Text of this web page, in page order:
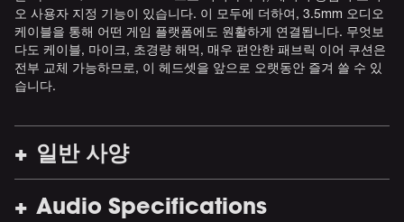
오 사용자 지정 기능이 있습니다. 이 모두에 더하여, 3.5mm 오디오
케이블을 통해 어떤 게임 플랫폼에도 원활하게 연결됩니다. 무엇보
다도 케이블, 마이크, 초경량 해먹, 매우 편안한 패브릭 이어 쿠션은
전부 교체 가능하므로, 이 헤드셋을 앞으로 오랫동안 즐겨 쓸 수 있
습니다.
일반 사양
Audio Specifications